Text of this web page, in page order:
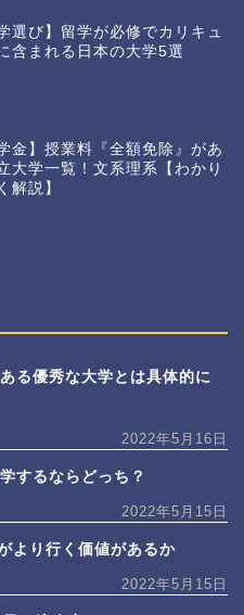
選び】留学が必修でカリキュ
含まれる日本の大学5選
金】授業料『全額免除』があ
大学一覧！文系理系【わかり
解説】
る優秀な大学とは具体的に
2022年5月16日
するならどっち？
2022年5月15日
より行く価値があるか
2022年5月15日